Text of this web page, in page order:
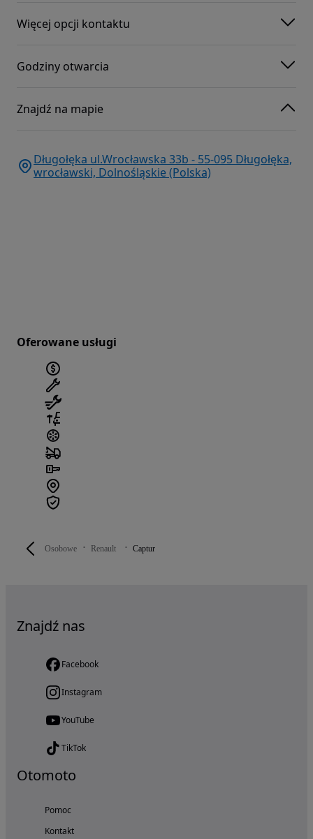
Osobowe Renault Captur
Więcej opcji kontaktu
Godziny otwarcia
Znajdź na mapie
Długołęka ul.Wrocławska 33b - 55-095 Długołęka,
wrocławski, Dolnośląskie (Polska)
Oferowane usługi
Znajdź nas
Facebook
Instagram
YouTube
TikTok
Otomoto
Pomoc
Kontakt